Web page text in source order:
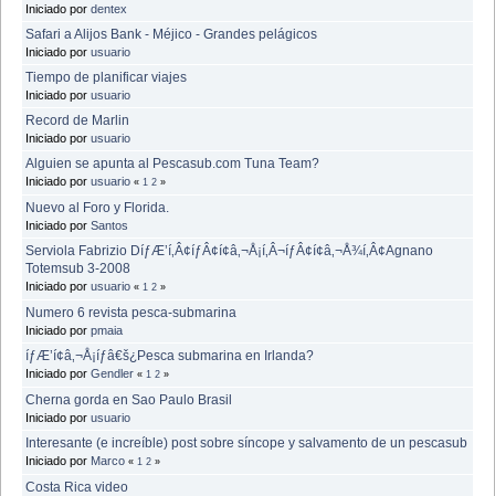
Iniciado por dentex
Safari a Alijos Bank - Méjico - Grandes pelágicos
Iniciado por usuario
Tiempo de planificar viajes
Iniciado por usuario
Record de Marlin
Iniciado por usuario
Alguien se apunta al Pescasub.com Tuna Team?
Iniciado por usuario « 1 2 »
Nuevo al Foro y Florida.
Iniciado por Santos
Serviola Fabrizio DíƒÆ’í‚Â¢íƒÂ¢í¢â‚¬Å¡í‚Â¬íƒÂ¢í¢â‚¬Å¾í‚Â¢Agnano
Totemsub 3-2008
Iniciado por usuario « 1 2 »
Numero 6 revista pesca-submarina
Iniciado por pmaia
íƒÆ’í¢â‚¬Å¡íƒâ€š¿Pesca submarina en Irlanda?
Iniciado por Gendler « 1 2 »
Cherna gorda en Sao Paulo Brasil
Iniciado por usuario
Interesante (e increíble) post sobre síncope y salvamento de un pescasub
Iniciado por Marco « 1 2 »
Costa Rica video